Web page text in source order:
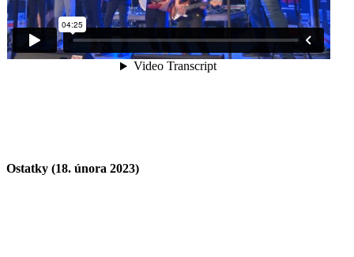
Ostatky (18. února 2023)